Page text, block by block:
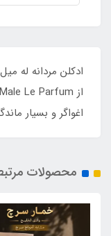
ادکلن مردانه له
اغواگر و بسیار
محصولات